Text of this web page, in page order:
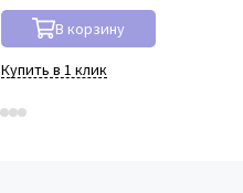
В корзину
Купить в 1 клик